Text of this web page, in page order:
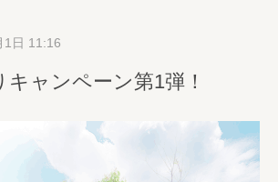
1日 11:16
キャンペーン第1弾！